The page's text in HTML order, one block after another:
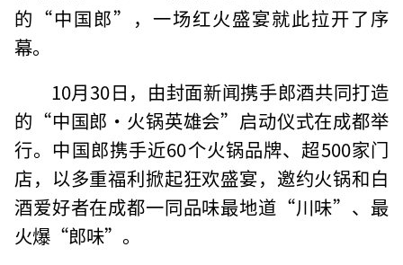
的“中国郎”，一场红火盛宴就此拉开了序
幕。
10月30日，由封面新闻携手郎酒共同打造
的“中国郎·火锅英雄会”启动仪式在成都举
行。中国郎携手近60个火锅品牌、超500家门
店，以多重福利掀起狂欢盛宴，邀约火锅和白
酒爱好者在成都一同品味最地道“川味”、最
火爆“郎味”。